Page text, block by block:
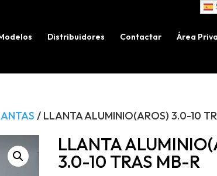
Distribuidores Contactar Área
productos
/ LLANTA ALUMINIO(AROS) 3.0-10
LLANTA
3.0-10 TRAS MB-R